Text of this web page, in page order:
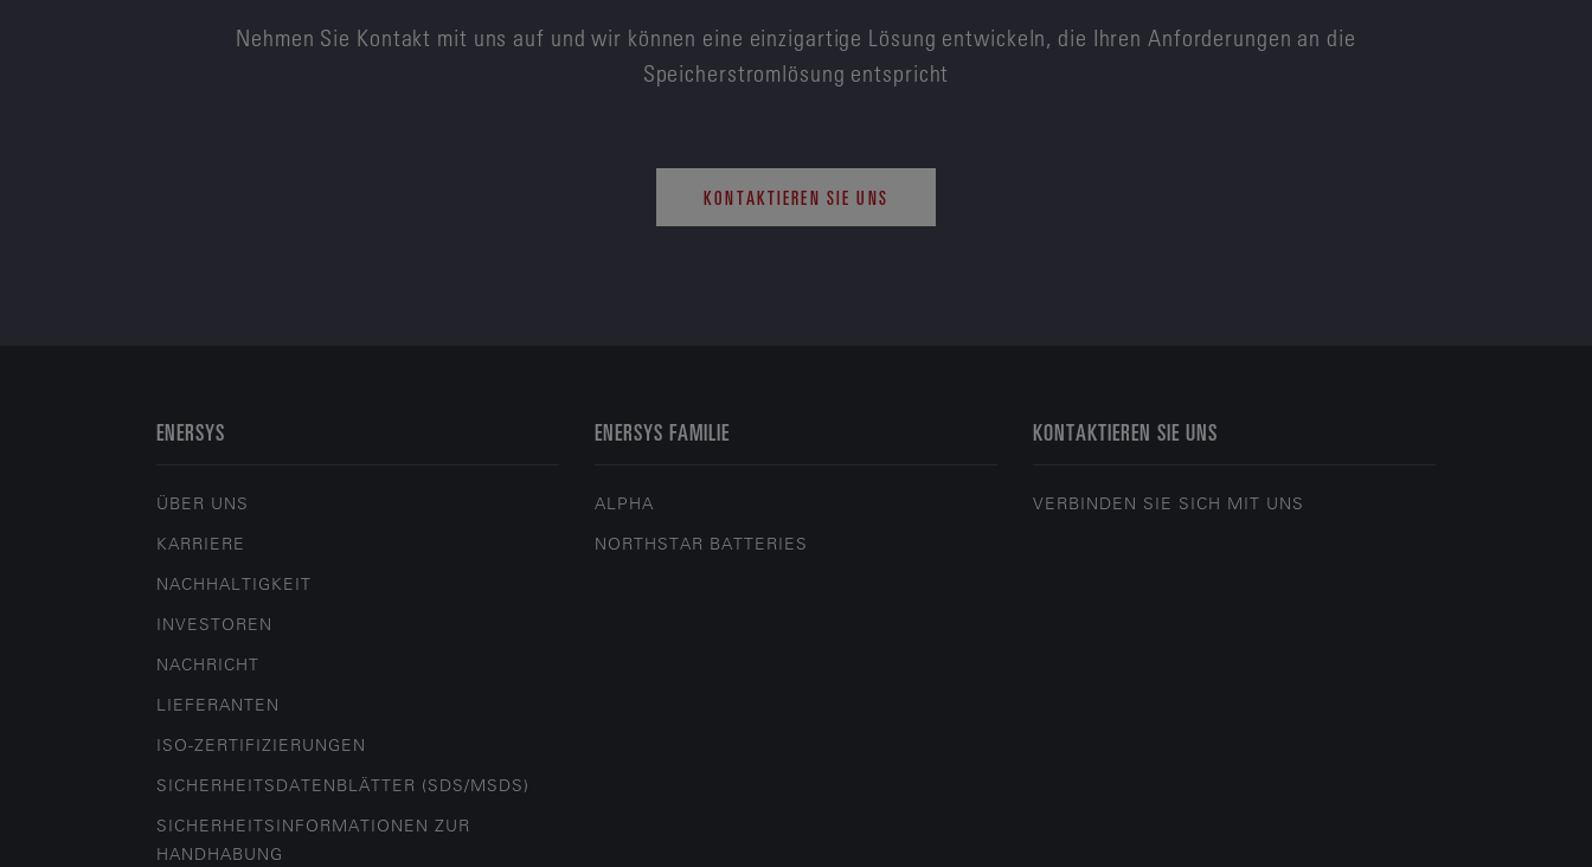
Nehmen Sie Kontakt mit uns auf und wir können eine einzigartige Lösung entwickeln, die Ihren Anforderungen an die
Speicherstromlösung entspricht
KONTAKTIEREN SIE UNS
ENERSYS
ÜBER UNS
KARRIERE
NACHHALTIGKEIT
INVESTOREN
NACHRICHT
LIEFERANTEN
ISO-ZERTIFIZIERUNGEN
SICHERHEITSDATENBLÄTTER (SDS/MSDS)
SICHERHEITSINFORMATIONEN ZUR
HANDHABUNG
ENERSYS FAMILIE
ALPHA
NORTHSTAR BATTERIES
KONTAKTIEREN SIE UNS
VERBINDEN SIE SICH MIT UNS